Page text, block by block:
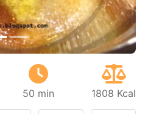
50 min 1808 Kcal